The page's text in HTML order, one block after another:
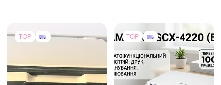
TOP TOP